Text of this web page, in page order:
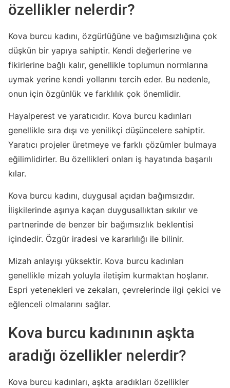
özellikler nelerdir?
Kova burcu kadını, özgürlüğüne ve bağımsızlığına çok
düşkün bir yapıya sahiptir. Kendi değerlerine ve
fikirlerine bağlı kalır, genellikle toplumun normlarına
uymak yerine kendi yollarını tercih eder. Bu nedenle,
onun için özgünlük ve farklılık çok önemlidir.
Hayalperest ve yaratıcıdır. Kova burcu kadınları
genellikle sıra dışı ve yenilikçi düşüncelere sahiptir.
Yaratıcı projeler üretmeye ve farklı çözümler bulmaya
eğilimlidirler. Bu özellikleri onları iş hayatında başarılı
kılar.
Kova burcu kadını, duygusal açıdan bağımsızdır.
İlişkilerinde aşırıya kaçan duygusallıktan sıkılır ve
partnerinde de benzer bir bağımsızlık beklentisi
içindedir. Özgür iradesi ve kararlılığı ile bilinir.
Mizah anlayışı yüksektir. Kova burcu kadınları
genellikle mizah yoluyla iletişim kurmaktan hoşlanır.
Espri yetenekleri ve zekaları, çevrelerinde ilgi çekici ve
eğlenceli olmalarını sağlar.
Kova burcu kadınının aşkta
aradığı özellikler nelerdir?
Kova burcu kadınları, aşkta aradıkları özellikler